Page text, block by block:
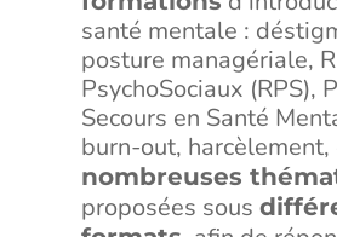
santé mentale :
posture managériale,
PsychoSociaux (RPS),
Secours en Santé
burn-out, harcèlement,
nombreuses
proposées sous